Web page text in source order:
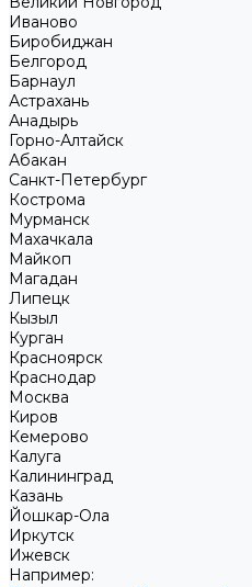
Иваново
Биробиджан
Белгород
Барнаул
Астрахань
Анадырь
Горно-Алтайск
Абакан
Санкт-Петербург
Кострома
Мурманск
Махачкала
Майкоп
Магадан
Липецк
Кызыл
Курган
Красноярск
Краснодар
Москва
Киров
Кемерово
Калуга
Калининград
Казань
Йошкар-Ола
Иркутск
Ижевск
Например: